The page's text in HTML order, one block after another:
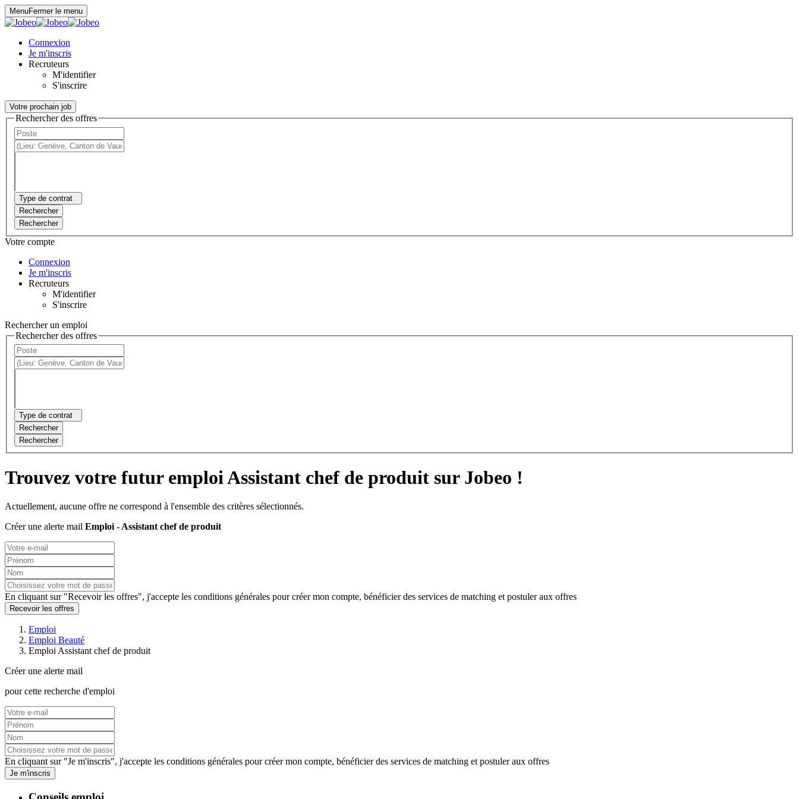
MenuFermer le menu
Connexion
Je m'inscris
Recruteurs
M'identifier
S'inscrire
Votre prochain job
Rechercher des offres
Type de contrat
Rechercher
Rechercher
Votre compte
Connexion
Je m'inscris
Recruteurs
M'identifier
S'inscrire
Rechercher un emploi
Rechercher des offres
Type de contrat
Rechercher
Rechercher
Trouvez votre futur emploi Assistant chef de produit sur Jobeo !
Actuellement, aucune offre ne correspond à l'ensemble des critères sélectionnés.
Créer une alerte mail Emploi - Assistant chef de produit
En cliquant sur "Recevoir les offres", j'accepte les conditions générales pour créer mon compte, bénéficier des services de matching et postuler aux offres
Recevoir les offres
Emploi
Emploi Beauté
Emploi Assistant chef de produit
Créer une alerte mail
pour cette recherche d'emploi
En cliquant sur "Je m'inscris", j'accepte les conditions générales pour créer mon compte, bénéficier des services de matching et postuler aux offres
Je m'inscris
Panneau de gestion des cookies